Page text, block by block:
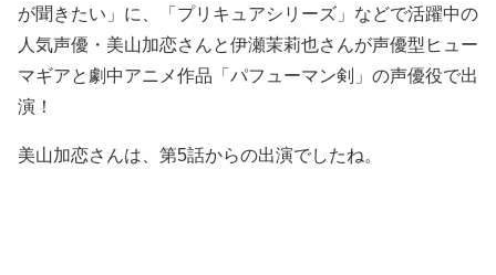
が聞きたい」に、「プリキュアシリーズ」などで活躍中の
人気声優・美山加恋さんと伊瀬茉莉也さんが声優型ヒュー
マギアと劇中アニメ作品「パフューマン剣」の声優役で出
演！
美山加恋さんは、第5話からの出演でしたね。